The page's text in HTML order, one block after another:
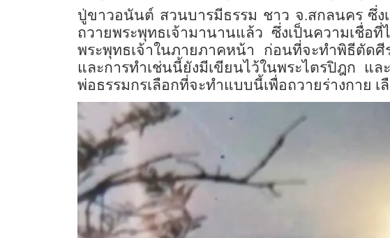
ปู่ขาวอนันต์ สวนบารมีธรรม ชาว จ.สกลนคร ซึ่ง
ถวายพระพุทธเจ้ามานานแล้ว ซึ่งเป็นความเชื่อ
พระพุทธเจ้าในภายภาคหน้า ก่อนที่จะทำพิธีตัด
และการทำเช่นนี้ยังมีเขียนไว้ในพระไตรปิฎก
พ่อธรรมกรเลือกที่จะทำแบบนี้เพื่อถวายร่างกาย